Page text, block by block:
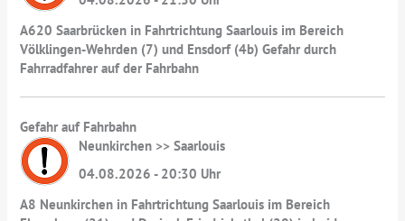
A620 Saarbrücken in Fahrtrichtung Saarlouis im Bereich
Völklingen-Wehrden (7) und Ensdorf (4b) Gefahr durch
Fahrradfahrer auf der Fahrbahn
Gefahr auf Fahrbahn
Neunkirchen >> Saarlouis
04.08.2026 - 20:30 Uhr
A8 Neunkirchen in Fahrtrichtung Saarlouis im Bereich